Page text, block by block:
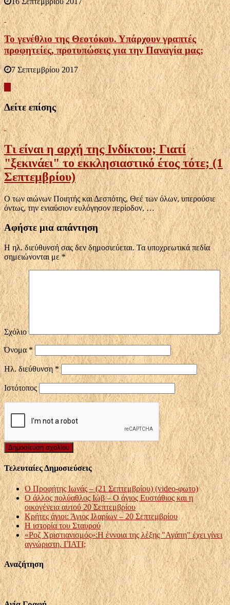
Το γενέθλιο της Θεοτόκου. Υπάρχουν γραπτές
προφητείες, προτυπώσεις για την Παναγία μας;
7 Σεπτεμβρίου 2017
Δείτε επίσης
Τι είναι η αρχή της Ινδίκτου; Γιατί
"ξεκινάει" το εκκλησιαστικό έτος τότε; (1
Σεπτεμβρίου)
Ο των αιώνων Ποιητής και Δεσπότης, Θεέ των όλων, υπερούσιε
όντως, την ενιαύσιον ευλόγησον περίοδον, …
Αφήστε μια απάντηση
Η ηλ. διεύθυνσή σας δεν δημοσιεύεται.Τα υποχρεωτικά πεδία
σημειώνονται με*
Σχόλιο
Όνομα*
Ηλ. διεύθυνση*
Ιστότοπος
Τελευταίες Δημοσιεύσεις
Ο Προφήτης Ιωνάς – (21 Σεπτεμβρίου) (video-φωτο)
Ο άλλος πολύαθλος Ιώβ – Ο άγιος Ευστάθιος και η
οικογένεια αυτού 20 Σεπτεμβρίου
Κρήτες άγιοι: Άγιος Ιλαρίων – 20 Σεπτεμβρίου
Η ιστορία του Σταυρού
«Ροζ Χριστιανισμός»:Η έννοια της λέξης "Αγάπη" έχει γίνει
αγνώριστη. ΓΙΑΤΙ;
Αναζήτηση